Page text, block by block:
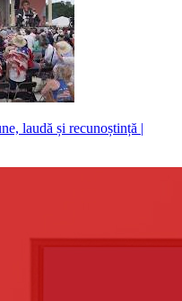
laudă și recunoștință |